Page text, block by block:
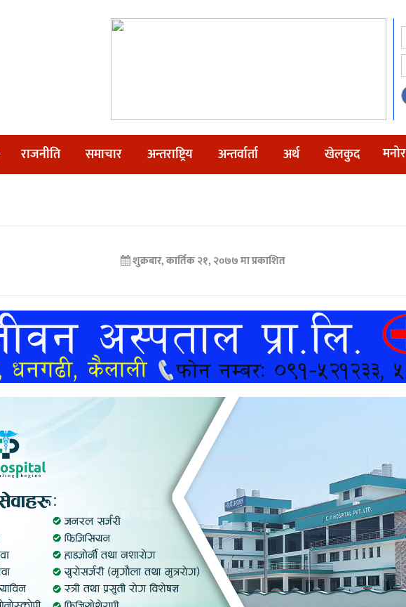
राजनीति समाचार अन्तराष्ट्रिय अन्तर्वार्ता अर्थ खेलकुद
शुक्रबार, कार्तिक २१, २०७७ मा प्रकाशित